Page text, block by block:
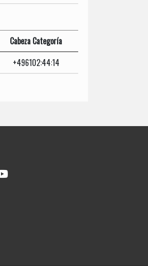
Cabeza Categoría
+496102:44:14